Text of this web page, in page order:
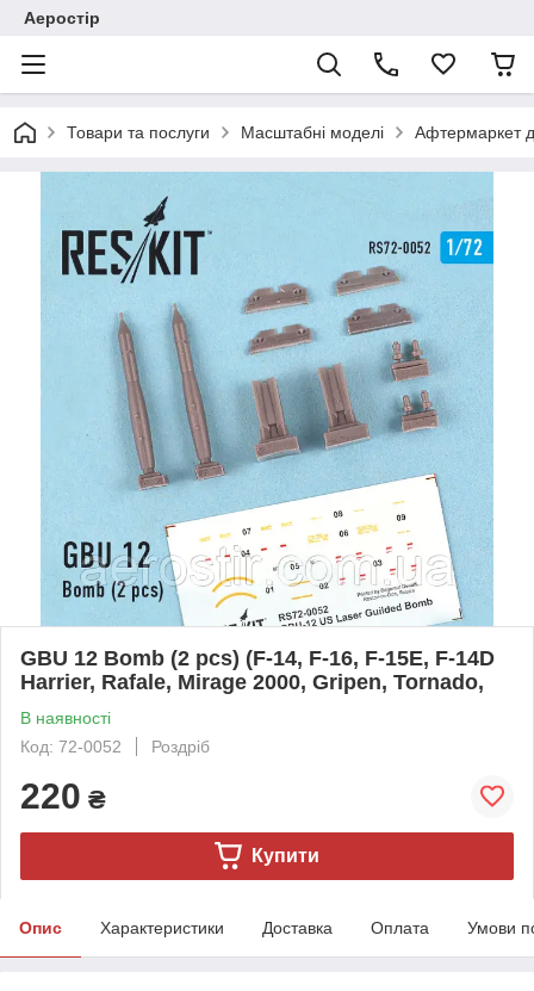
Аеростір
Товари та послуги Масштабні моделі Афтермаркет
GBU 12 Bomb (2 pcs) (F-14, F-16, F-15E, F-14D
Harrier, Rafale, Mirage 2000, Gripen, Tornado,
В наявності
Код: 72-0052
Роздріб
220 ₴
Купити
Опис Характеристики Доставка Оплата Умови